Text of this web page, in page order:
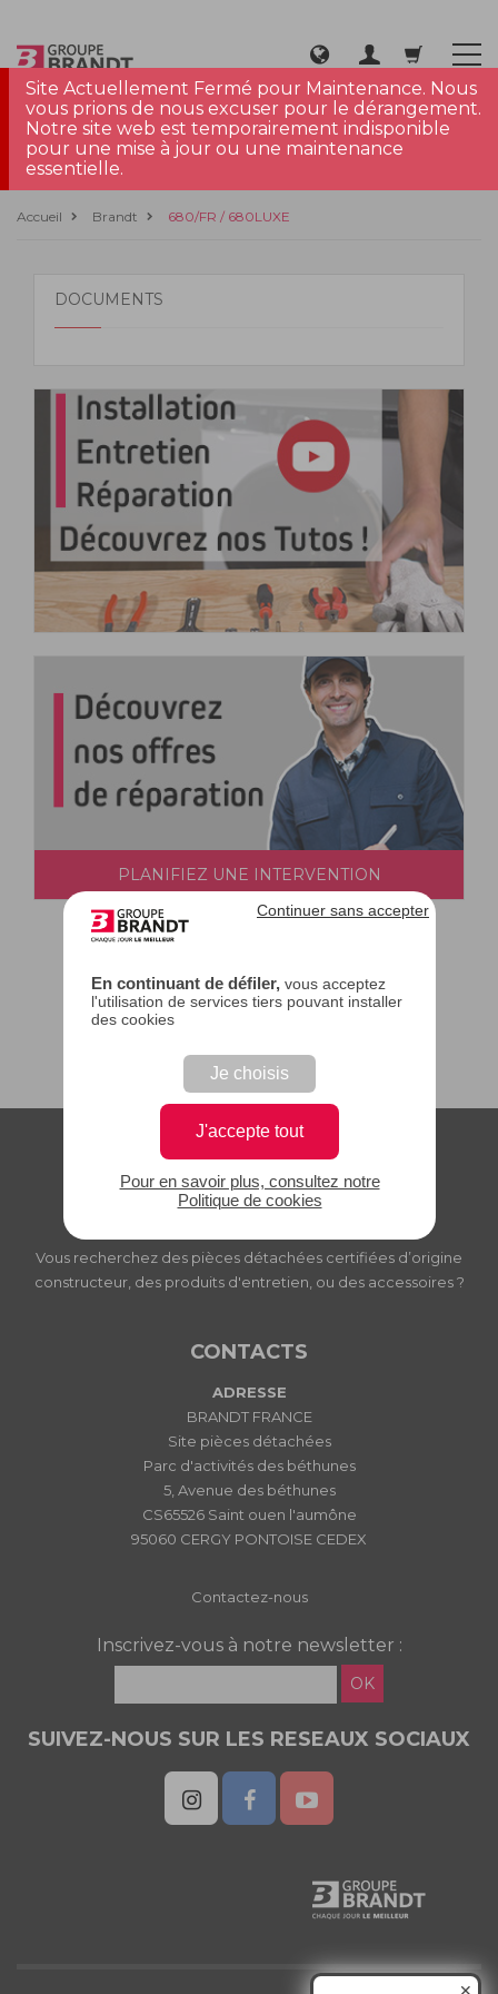
En continuant de défiler,vous acceptez
l'utilisation de services tiers pouvant installer
des cookies
Je choisis
J'accepte tout
Continuer sans accepter
Pour en savoir plus, consultez notre
Politique de cookies
Site Actuellement Fermé pour Maintenance. Nous
vous prions de nous excuser pour le dérangement.
Notre site web est temporairement indisponible
pour une mise à jour ou une maintenance
essentielle.
Accueil Brandt 680/FR / 680LUXE
DOCUMENTS
PLANIFIEZ UNE INTERVENTION
PIECES DETACHEES BRANDT
Vous recherchez des pièces détachées certifiées d’origine
constructeur, des produits d'entretien, ou des accessoires ?
CONTACTS
ADRESSE
BRANDT FRANCE
Site pièces détachées
Parc d'activités des béthunes
5, Avenue des béthunes
CS65526 Saint ouen l'aumône
95060 CERGY PONTOISE CEDEX
Contactez-nous
Inscrivez-vous à notre newsletter :
OK
SUIVEZ-NOUS SUR LES RESEAUX SOCIAUX